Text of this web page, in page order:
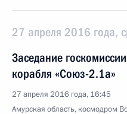
27 апреля 2016 года,
Заседание
корабля «Союз-2.1а»
27 апреля 2016 года, 16:45
Амурская область, космодром